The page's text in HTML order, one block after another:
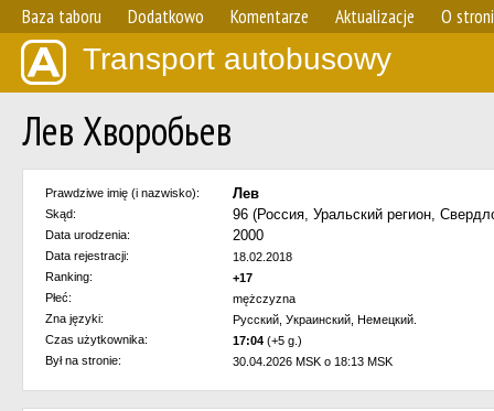
Baza taboru Dodatkowo Komentarze Aktualizacje O
Transport autobusowy
Лев Хворобьев
Prawdziwe imię (i nazwisko): Лев
Skąd: 96 (Россия, Уральский регион,
Data urodzenia: 2000
Data rejestracji:
18.02.2018
Ranking:
+17
Płeć:
mężczyzna
Zna języki:
Русский, Украинский, Немецкий.
Czas użytkownika:
17:04 (+5 g.)
Był na stronie:
30.04.2026 MSK o 18:13 MSK